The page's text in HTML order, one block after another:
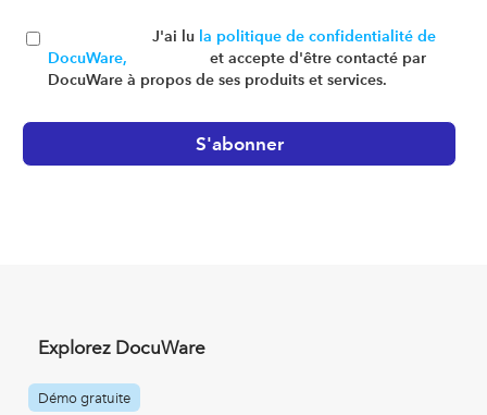
J'ai lu la politique de confidentialité de
DocuWare,
et accepte d'être contacté par
DocuWare à propos de ses produits et services.
Explorez DocuWare
Démo gratuite